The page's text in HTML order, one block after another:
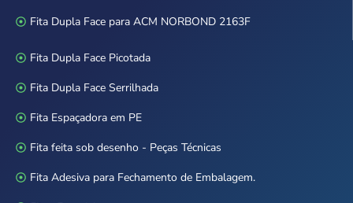
Fita Dupla Face para ACM NORBOND 2163F
Fita Dupla Face Picotada
Fita Dupla Face Serrilhada
Fita Espaçadora em PE
Fita feita sob desenho - Peças Técnicas
Fita Adesiva para Fechamento de Embalagem.